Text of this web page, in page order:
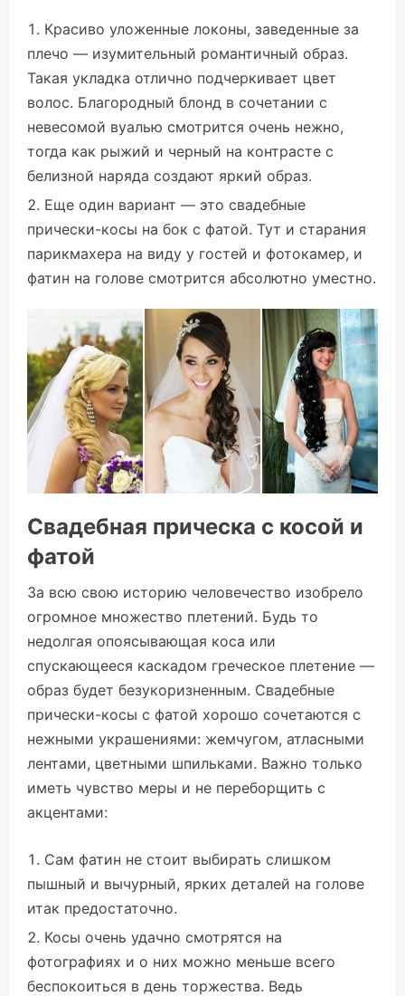
Красиво уложенные локоны, заведенные за
плечо — изумительный романтичный образ.
Такая укладка отлично подчеркивает цвет
волос. Благородный блонд в сочетании с
невесомой вуалью смотрится очень нежно,
тогда как рыжий и черный на контрасте с
белизной наряда создают яркий образ.
Еще один вариант — это свадебные
прически-косы на бок с фатой. Тут и старания
парикмахера на виду у гостей и фотокамер, и
фатин на голове смотрится абсолютно уместно.
Свадебная прическа с косой и
фатой
За всю свою историю человечество изобрело
огромное множество плетений. Будь то
недолгая опоясывающая коса или
спускающееся каскадом греческое плетение —
образ будет безукоризненным. Свадебные
прически-косы с фатой хорошо сочетаются с
нежными украшениями: жемчугом, атласными
лентами, цветными шпильками. Важно только
иметь чувство меры и не переборщить с
акцентами:
Сам фатин не стоит выбирать слишком
пышный и вычурный, ярких деталей на голове
итак предостаточно.
Косы очень удачно смотрятся на
фотографиях и о них можно меньше всего
беспокоиться в день торжества. Ведь